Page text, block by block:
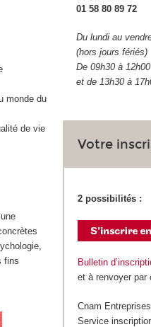
monde du
de vie
fins
01 58 80 89 72
Du lundi au
(hors jours fériés)
De 09h30 à 12h00
et de 13h30 à
Votre
2 possibilités :
Bulletin
et à renvoyer par
Cnam Entreprises
Service